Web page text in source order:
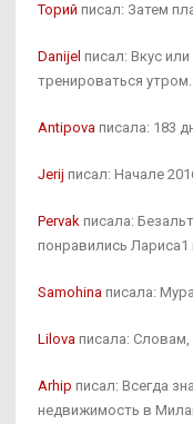
Торий писал: Затем
Danijel писал: Вкус
тренироваться утром.
Antipova писала: 183
Jerij писал: Начале
Pervak писала:
понравились Лариса1
Samohina писала:
Lilova писала:
Arhip писал: Всегда
недвижимость в